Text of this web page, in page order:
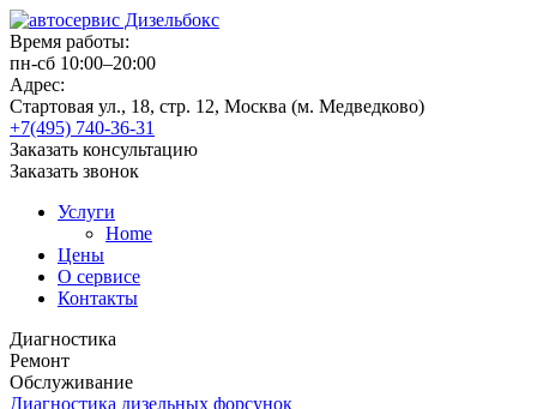
Время работы:
пн-сб 10:00–20:00
Адрес:
Стартовая ул., 18, стр. 12, Москва (м. Медведково)
+7(495) 740-36-31
Заказать консультацию
Заказать звонок
Услуги
Home
Цены
О сервисе
Контакты
Диагностика
Ремонт
Обслуживание
Диагностика дизельных форсунок